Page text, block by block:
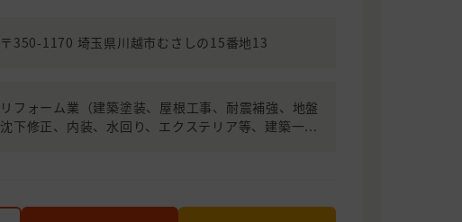
〒350-1170 埼玉県川越市むさしの15番地13
リフォーム業（建築塗装、屋根工事、耐震補強、地盤
沈下修正、内装、水回り、エクステリア等、建築一...